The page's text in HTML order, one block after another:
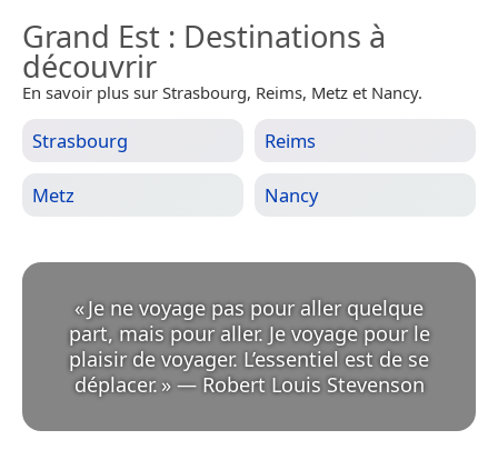
Grand Est : Destinations à
découvrir
En savoir plus sur Strasbourg, Reims, Metz et Nancy.
Strasbourg Reims
Metz Nancy
«Je ne voyage pas pour aller quelque
part, mais pour aller. Je voyage pour le
plaisir de voyager. L’essentiel est de se
déplacer. » — Robert Louis Stevenson